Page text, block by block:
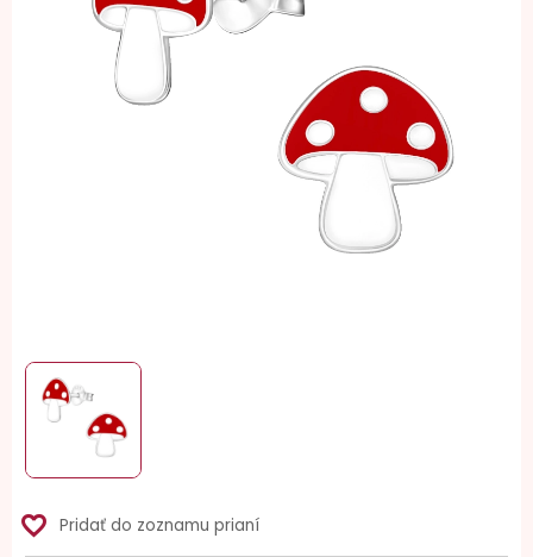
favorite_border Pridať do zoznamu prianí